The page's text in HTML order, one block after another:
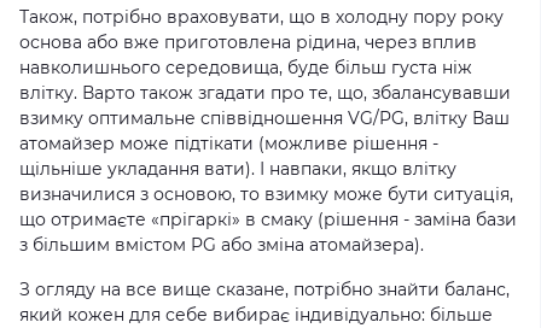
Також, потрібно враховувати, що в холодну пору року
основа або вже приготовлена ​​рідина, через вплив
навколишнього середовища, буде більш густа ніж
влітку. Варто також згадати про те, що, збалансувавши
взимку оптимальне співвідношення VG/PG, влітку Ваш
атомайзер може підтікати (можливе рішення -
щільніше укладання вати). І навпаки, якщо влітку
визначилися з основою, то взимку може бути ситуація,
що отримаєте «прігаркі» в смаку (рішення - заміна бази
з більшим вмістом PG або зміна атомайзера).
З огляду на все вище сказане, потрібно знайти баланс,
який кожен для себе вибирає індивідуально: більше